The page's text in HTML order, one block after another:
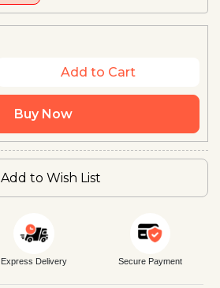
Add to Cart
Buy Now
Add to Wish List
Express Delivery Secure Payment